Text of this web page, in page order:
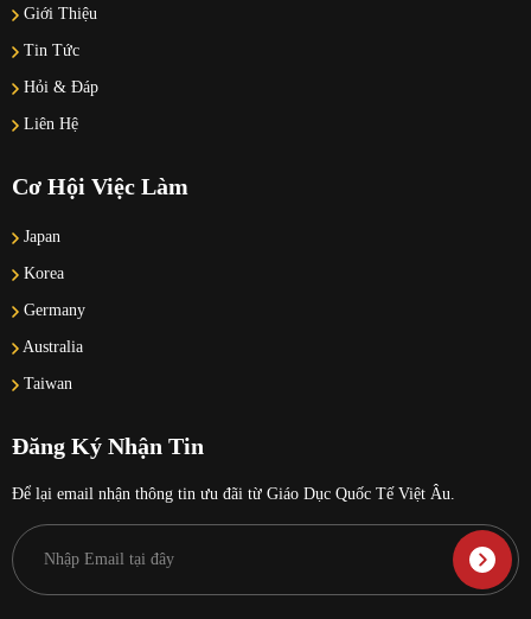
Giới Thiệu
Tin Tức
Hỏi & Đáp
Liên Hệ
Cơ Hội Việc Làm
Japan
Korea
Germany
Australia
Taiwan
Đăng Ký Nhận Tin
Để lại email nhận thông tin ưu đãi từ Giáo Dục Quốc Tế Việt Âu.